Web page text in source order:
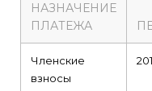
НАЗНАЧЕНИЕ
ПЛАТЕЖА
Членские
взносы